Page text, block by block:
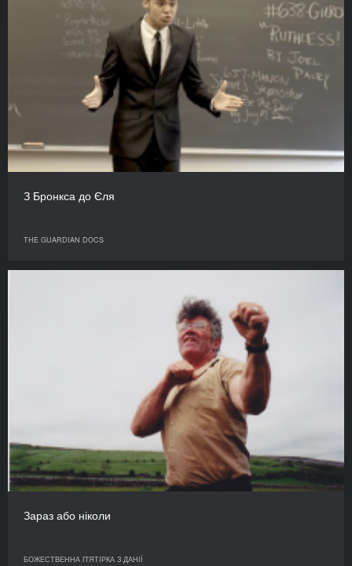
З Бронкса до Єля
THE GUARDIAN DOCS
Зараз або ніколи
БОЖЕСТВЕННА П'ЯТІРКА З ДАНІЇ